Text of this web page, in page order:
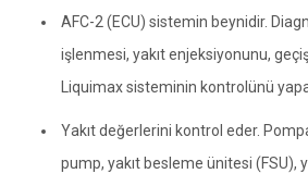
AFC-2 (ECU) sistemin beynidir.
işlenmesi, yakıt enjeksiyonunu,
Liquimax sisteminin kontrolünü
Yakıt değerlerini kontrol eder.
pump, yakıt besleme ünitesi (FSU),